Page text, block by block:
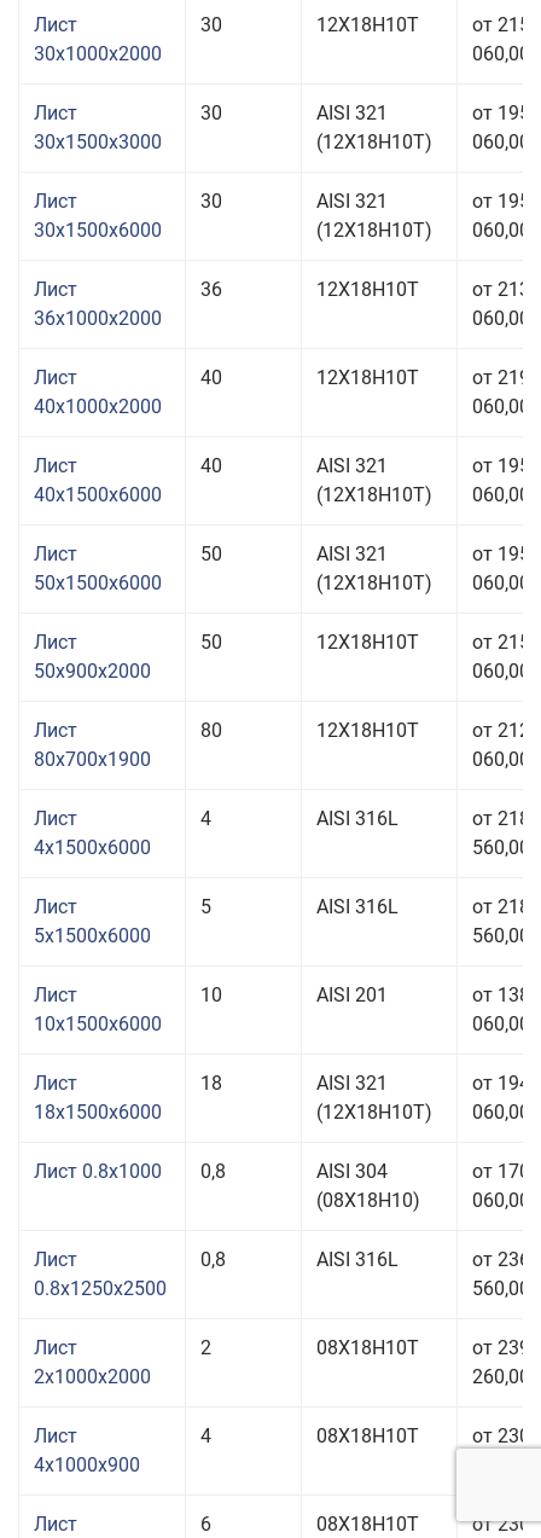
Лист
30x1000x2000
30 12Х18Н10Т
от 215
060,00
Лист
30x1500x3000
30
AISI 321
(12Х18Н10Т)
от 195
060,00
Лист
30x1500x6000
30
AISI 321
(12Х18Н10Т)
от 195
060,00
Лист
36x1000x2000
36 12Х18Н10Т
от 213
060,00
Лист
40x1000x2000
40 12Х18Н10Т
от 219
060,00
Лист
40x1500x6000
40
AISI 321
(12Х18Н10Т)
от 195
060,00
Лист
50x1500x6000
50
AISI 321
(12Х18Н10Т)
от 195
060,00
Лист
50x900x2000
50 12Х18Н10Т
от 215
060,00
Лист
80x700x1900
80 12Х18Н10Т
от 212
060,00
Лист
4x1500x6000
4 AISI 316L
от 218
560,00
Лист
5x1500x6000
5 AISI 316L
от 218
560,00
Лист
10x1500x6000
10 AISI 201
от 138
060,00
Лист
18x1500x6000
18
AISI 321
(12Х18Н10Т)
от 194
060,00
Лист 0.8x1000 0,8
AISI 304
(08Х18Н10)
от 170
060,00
Лист
0.8x1250x2500
0,8 AISI 316L
от 236
560,00
Лист
2x1000x2000
2 08Х18Н10Т
от 239
260,00
Лист
4x1000x900
4 08Х18Н10Т
от 230
Лист 6 08Х18Н10Т от 230